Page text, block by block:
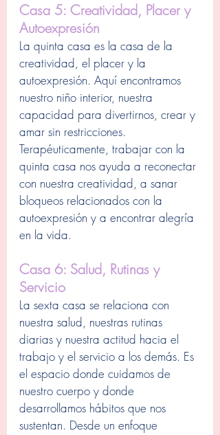
Casa 5: Creatividad, Placer y
Autoexpresión
La quinta casa es la casa de la
creatividad, el placer y la
autoexpresión. Aquí encontramos
nuestro niño interior, nuestra
capacidad para divertirnos, crear y
amar sin restricciones.
Terapéuticamente, trabajar con la
quinta casa nos ayuda a reconectar
con nuestra creatividad, a sanar
bloqueos relacionados con la
autoexpresión y a encontrar alegría
en la vida.
Casa 6: Salud, Rutinas y
Servicio
La sexta casa se relaciona con
nuestra salud, nuestras rutinas
diarias y nuestra actitud hacia el
trabajo y el servicio a los demás. Es
el espacio donde cuidamos de
nuestro cuerpo y donde
desarrollamos hábitos que nos
sustentan. Desde un enfoque